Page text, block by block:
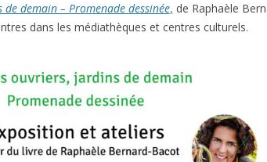
demain – Promenade dessinée, de Raphaèle
dans les médiathèques et centres culturels.